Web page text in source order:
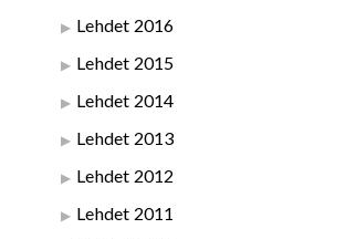
Lehdet 2016
Lehdet 2015
Lehdet 2014
Lehdet 2013
Lehdet 2012
Lehdet 2011